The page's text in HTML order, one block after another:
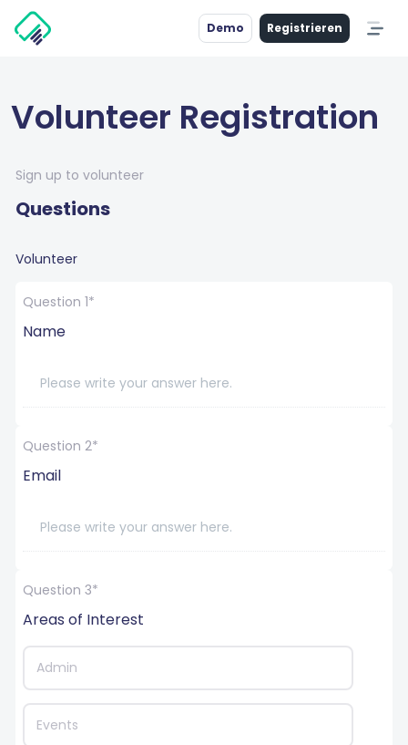
Demo Registrieren
Volunteer Registration
Sign up to volunteer
Questions
Volunteer
Question 1*
Name
Question 2*
Email
Question 3*
Areas of Interest
Admin
Events